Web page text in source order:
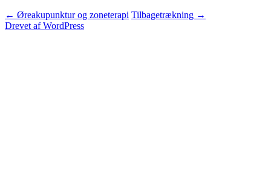
Indlægsnavigation
← Øreakupunktur og zoneterapi Tilbagetrækning →
Drevet af WordPress